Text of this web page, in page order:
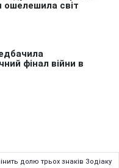
долю трьох знаків Зодіаку